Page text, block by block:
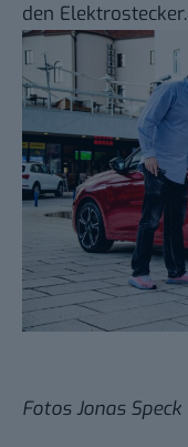
den Elektrostecker.
FotosJonas Speck